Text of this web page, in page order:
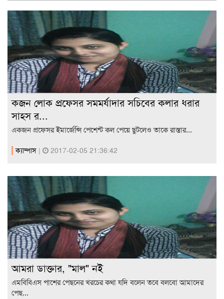
কজন লোক প্রফেসর সমমর্যাদার সচিবের কলার ধরার
সাহস র...
একজন প্রফেসর ইমার্জেন্সি পেশেন্ট কল পেয়ে ছুটলেও তাকে রাস্তার...
ক্যাম্পাস | 2017-02-05 21:36:42
আমরা ডাক্তার, "মাল" নই
এমবিবিএস পাশের পেছনের খরচের কথা যদি বলেন তবে বলবো আমাদের
পেছ...